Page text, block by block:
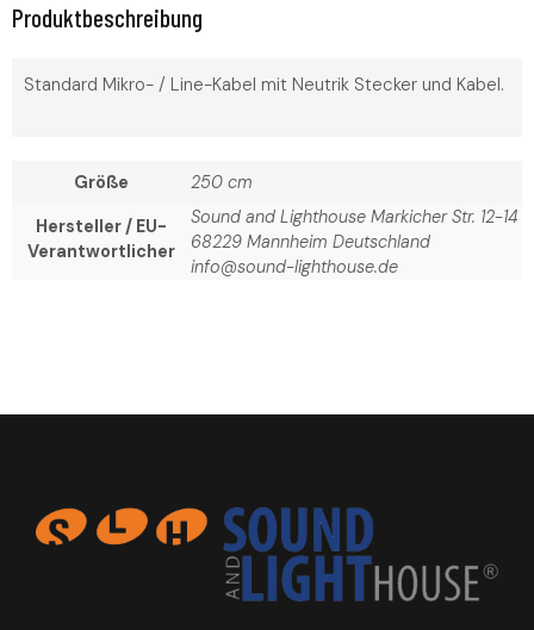
Produktbeschreibung
Standard Mikro- / Line-Kabel mit Neutrik Stecker und Kabel.
Größe 250 cm
Hersteller / EU-
Verantwortlicher
Sound and Lighthouse Markicher Str. 12-14
68229 Mannheim Deutschland
info@sound-lighthouse.de